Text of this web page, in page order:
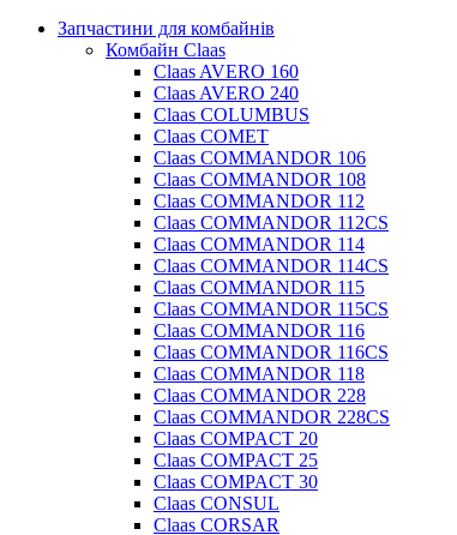
Запчастини для комбайнів
Комбайн Claas
Claas AVERO 160
Claas AVERO 240
Claas COLUMBUS
Claas COMET
Claas COMMANDOR 106
Claas COMMANDOR 108
Claas COMMANDOR 112
Claas COMMANDOR 112CS
Claas COMMANDOR 114
Claas COMMANDOR 114CS
Claas COMMANDOR 115
Claas COMMANDOR 115CS
Claas COMMANDOR 116
Claas COMMANDOR 116CS
Claas COMMANDOR 118
Claas COMMANDOR 228
Claas COMMANDOR 228CS
Claas COMPACT 20
Claas COMPACT 25
Claas COMPACT 30
Claas CONSUL
Claas CORSAR